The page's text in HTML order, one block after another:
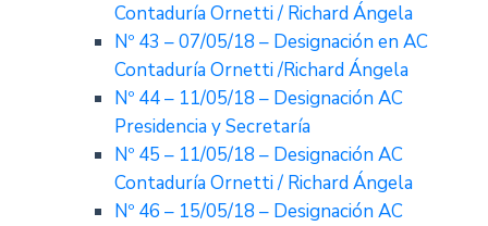
Contaduría Ornetti / Richard Ángela
Nº 43 – 07/05/18 – Designación en AC
Contaduría Ornetti /Richard Ángela
Nº 44 – 11/05/18 – Designación AC
Presidencia y Secretaría
Nº 45 – 11/05/18 – Designación AC
Contaduría Ornetti / Richard Ángela
Nº 46 – 15/05/18 – Designación AC